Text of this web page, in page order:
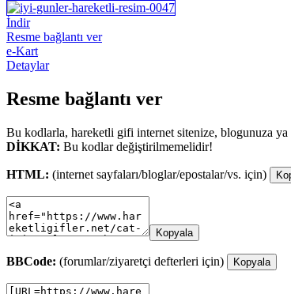
İndir
Resme bağlantı ver
e-Kart
Detaylar
Resme bağlantı ver
Bu kodlarla, hareketli gifi internet sitenize, blogunuza
DİKKAT: Bu kodlar değiştirilmemelidir!
HTML: (internet sayfaları/bloglar/epostalar/vs. için)
Kopyala
BBCode: (forumlar/ziyaretçi defterleri için) Kopyala